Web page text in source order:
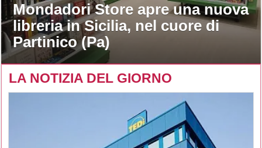
Mondadori Store apre una nuova
libreria in Sicilia, nel cuore di
Partinico (Pa)
LA NOTIZIA DEL GIORNO